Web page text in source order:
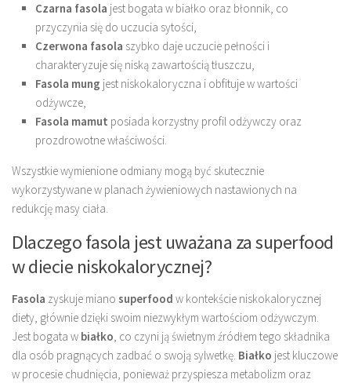
Czarna fasola jest bogata w białko oraz błonnik, co
przyczynia się do uczucia sytości,
Czerwona fasola szybko daje uczucie pełności i
charakteryzuje się niską zawartością tłuszczu,
Fasola mung jest niskokaloryczna i obfituje w wartości
odżywcze,
Fasola mamut posiada korzystny profil odżywczy oraz
prozdrowotne właściwości.
Wszystkie wymienione odmiany mogą być skutecznie
wykorzystywane w planach żywieniowych nastawionych na
redukcję masy ciała.
Dlaczego fasola jest uważana za superfood
w diecie niskokalorycznej?
Fasola zyskuje miano superfood w kontekście niskokalorycznej
diety, głównie dzięki swoim niezwykłym wartościom odżywczym.
Jest bogata w białko, co czyni ją świetnym źródłem tego składnika
dla osób pragnących zadbać o swoją sylwetkę. Białko jest kluczowe
w procesie chudnięcia, ponieważ przyspiesza metabolizm oraz